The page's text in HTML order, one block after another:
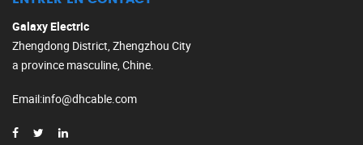
Galaxy Electric
Zhengdong District, Zhengzhou City
a province masculine, Chine.
Email:info@dhcable.com